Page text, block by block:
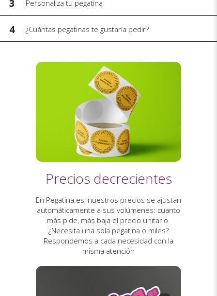
3 Personaliza tu pegatina
4 ¿Cuántas pegatinas te gustaría pedir?
Precios decrecientes
En Pegatina.es, nuestros precios se ajustan
automáticamente a sus volúmenes: cuanto
más pide, más baja el precio unitario.
¿Necesita una sola pegatina o miles?
Respondemos a cada necesidad con la
misma atención